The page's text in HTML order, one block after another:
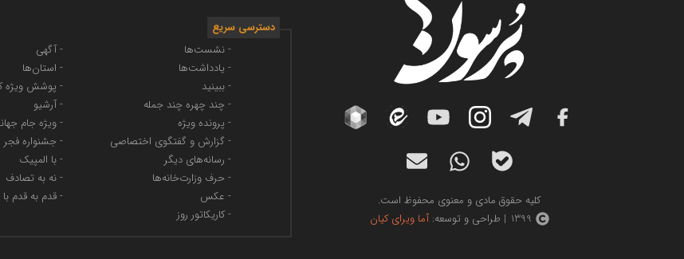
کلیه حقوق مادی و معنوی محفوظ است.
1399 | طراحی و توسعه:
آما ویرای کیان
دسترسی سریع
- نشست‌ها
- یادداشت‌ها
- ببینید
- چند چهره چند جمله
- پرونده ویژه
- گزارش و گفتگوی اختصاصی
- رسانه‌های دیگر
- حرف وزارت‌خانه‌ها
- عکس
- کاریکاتور روز
- آگهی
- استان‌ها
- پوشش ویژه
- آرشیو
- ویژه جام
- جشنواره فجر
- با المپیک
- نه به تصادف
- قدم به قدم با